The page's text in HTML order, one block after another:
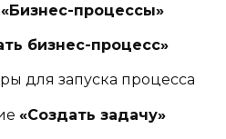
«Бизнес-процессы»
бизнес-процесс»
для запуска процесса
«Создать задачу»